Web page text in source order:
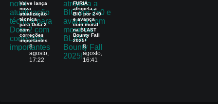
Valve lança
nova
atualização
técnica
para Dota 2
com
correções
importantes
8
agosto,
17:22
FURIA
atropela a
BIG por 2×0
e avança
com moral
na BLAST
Bounty Fall
2025!
8
agosto,
16:41